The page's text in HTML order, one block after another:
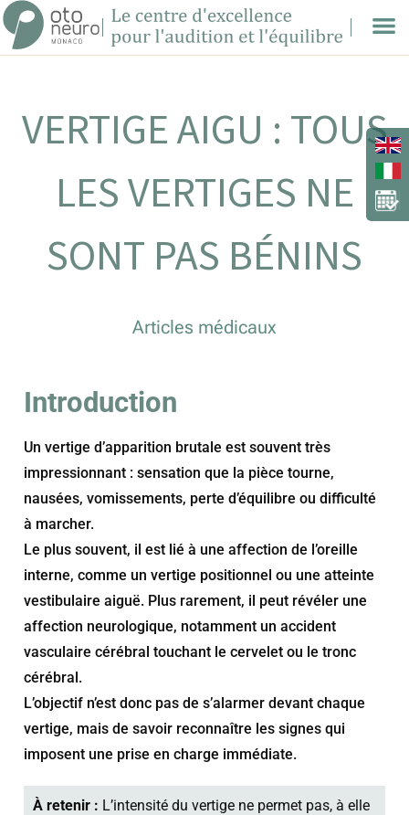
VERTIGE AIGU : TOUS
LES VERTIGES NE
SONT PAS BÉNINS
Articles médicaux
Introduction
Un vertige d’apparition brutale est souvent très
impressionnant : sensation que la pièce tourne,
nausées, vomissements, perte d’équilibre ou difficulté
à marcher.
Le plus souvent, il est lié à une affection de l’oreille
interne, comme un vertige positionnel ou une atteinte
vestibulaire aiguë. Plus rarement, il peut révéler une
affection neurologique, notamment un accident
vasculaire cérébral touchant le cervelet ou le tronc
cérébral.
L’objectif n’est donc pas de s’alarmer devant chaque
vertige, mais de savoir reconnaître les signes qui
imposent une prise en charge immédiate.
À retenir : L’intensité du vertige ne permet pas, à elle